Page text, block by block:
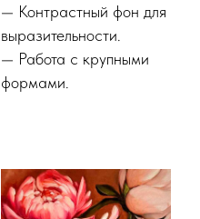
— Контрастный фон для
выразительности.
— Работа с крупными
формами.